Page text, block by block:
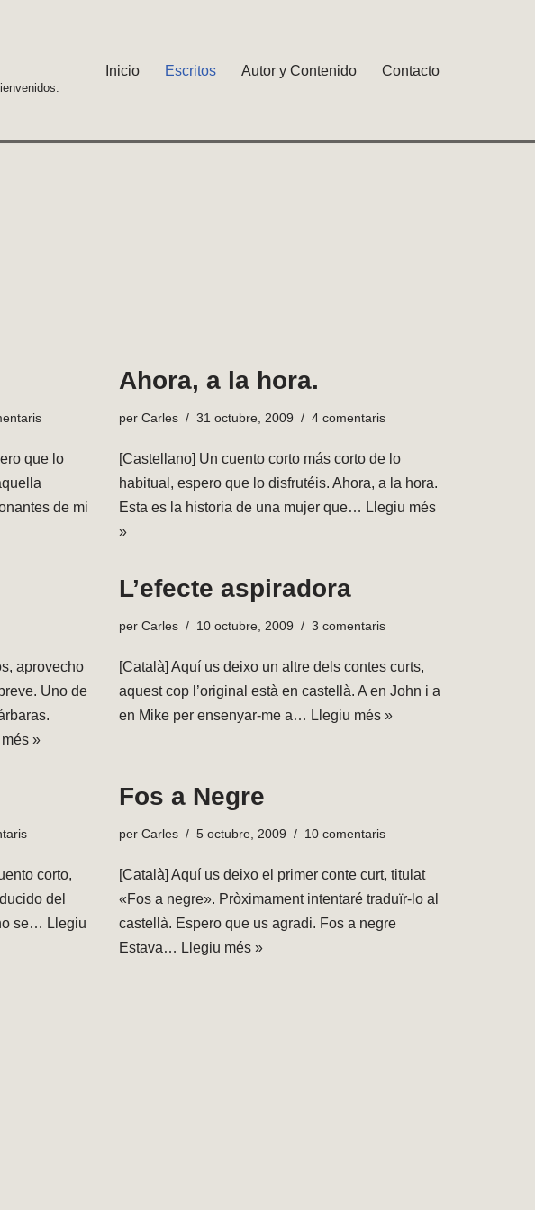
Inicio Escritos Autor y Contenido Contacto
que lo
de mi
Ahora, a la hora.
per Carles 31 octubre, 2009 4 comentaris
[Castellano] Un cuento corto más corto de lo
habitual, espero que lo disfrutéis. Ahora, a la hora.
Esta es la historia de una mujer que… Llegiu més
»
aprovecho
Uno de
»
L’efecte aspiradora
per Carles 10 octubre, 2009 3 comentaris
[Català] Aquí us deixo un altre dels contes curts,
aquest cop l’original està en castellà. A en John i a
en Mike per ensenyar-me a… Llegiu més »
corto,
del
se… Llegiu
Fos a Negre
per Carles 5 octubre, 2009 10 comentaris
[Català] Aquí us deixo el primer conte curt, titulat
«Fos a negre». Pròximament intentaré traduïr-lo al
castellà. Espero que us agradi. Fos a negre
Estava… Llegiu més »